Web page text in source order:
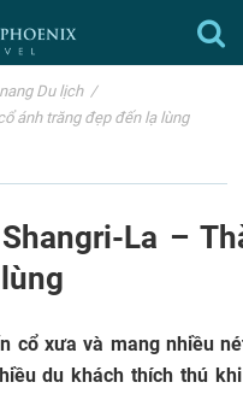
Du lịch /
ánh trăng đẹp đến lạ lùng
La –
cổ xưa và mang nhiều
du khách thích thú